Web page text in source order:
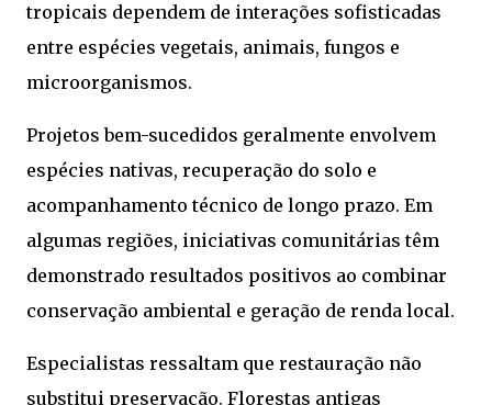
tropicais dependem de interações sofisticadas
entre espécies vegetais, animais, fungos e
microorganismos.
Projetos bem-sucedidos geralmente envolvem
espécies nativas, recuperação do solo e
acompanhamento técnico de longo prazo. Em
algumas regiões, iniciativas comunitárias têm
demonstrado resultados positivos ao combinar
conservação ambiental e geração de renda local.
Especialistas ressaltam que restauração não
substitui preservação. Florestas antigas